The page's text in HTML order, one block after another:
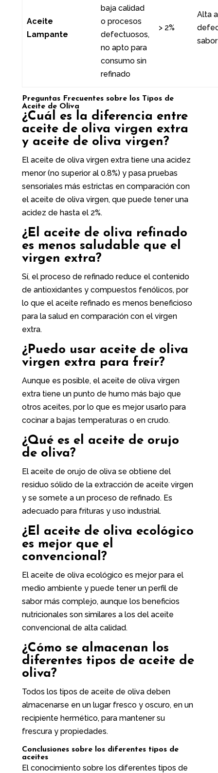
Aceite
Lampante
baja calidad
o procesos
defectuosos,
no apto para
consumo sin
refinado
> 2%
Alta
Preguntas Frecuentes sobre los Tipos de
Aceite de Oliva
¿Cuál es la diferencia entre
aceite de oliva virgen extra
y aceite de oliva virgen?
El aceite de oliva virgen extra tiene una acidez
menor (no superior al 0.8%) y pasa pruebas
sensoriales más estrictas en comparación con
el aceite de oliva virgen, que puede tener una
acidez de hasta el 2%.
¿El aceite de oliva refinado
es menos saludable que el
virgen extra?
Sí, el proceso de refinado reduce el contenido
de antioxidantes y compuestos fenólicos, por
lo que el aceite refinado es menos beneficioso
para la salud en comparación con el virgen
extra.
¿Puedo usar aceite de oliva
virgen extra para freír?
Aunque es posible, el aceite de oliva virgen
extra tiene un punto de humo más bajo que
otros aceites, por lo que es mejor usarlo para
cocinar a bajas temperaturas o en crudo.
¿Qué es el aceite de orujo
de oliva?
El aceite de orujo de oliva se obtiene del
residuo sólido de la extracción de aceite virgen
y se somete a un proceso de refinado. Es
adecuado para frituras y uso industrial.
¿El aceite de oliva ecológico
es mejor que el
convencional?
El aceite de oliva ecológico es mejor para el
medio ambiente y puede tener un perfil de
sabor más complejo, aunque los beneficios
nutricionales son similares a los del aceite
convencional de alta calidad.
¿Cómo se almacenan los
diferentes tipos de aceite de
oliva?
Todos los tipos de aceite de oliva deben
almacenarse en un lugar fresco y oscuro, en un
recipiente hermético, para mantener su
frescura y propiedades.
Conclusiones sobre los diferentes tipos de
aceites
El conocimiento sobre los diferentes tipos de